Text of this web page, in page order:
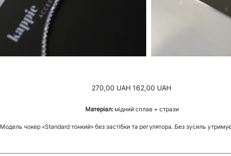
Звичайна
ціна
270,00 UAH Ціна
зі
162,00 UAH
Матеріал: мідний сплав + стрази
Модель чокер «Standard тонкий» без застібки та регулятора. Без зусиль